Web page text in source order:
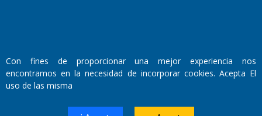
Santa Rosa, La Pampa.
Con fines de proporcionar una mejor experiencia nos
encontramos en la necesidad de incorporar cookies. Acepta El
uso de las misma